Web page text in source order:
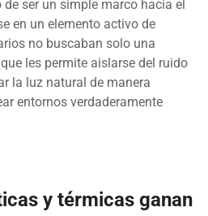
ser un simple marco hacia el
en un elemento activo de
no buscaban solo una
les permite aislarse del ruido
la luz natural de manera
entornos verdaderamente
y térmicas ganan